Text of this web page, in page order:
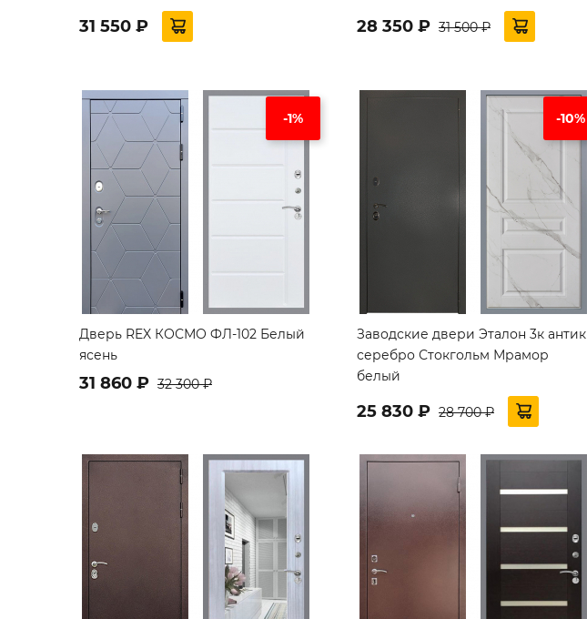
31 550 ₽ 28 350 ₽ 31 500 ₽
-1%
Дверь REX КОСМО ФЛ-102 Белый
ясень
31 860 ₽ 32 300 ₽
-10%
Заводские двери Эталон 3к антик
серебро Стокгольм Мрамор
белый
25 830 ₽ 28 700 ₽